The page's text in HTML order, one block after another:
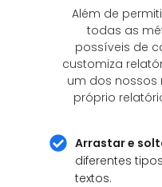
Além de
todas as
possíveis de
customiza
um dos nossos
próprio
Arrastar e
diferentes
textos.